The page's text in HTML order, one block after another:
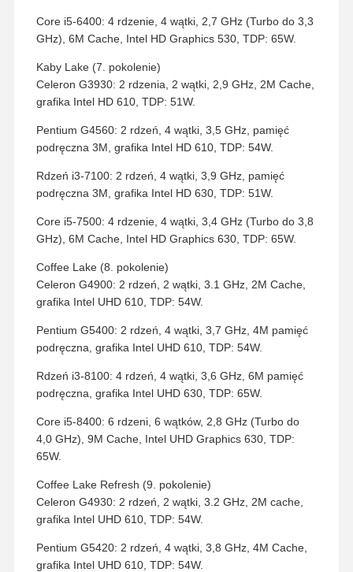
Core i5-6400: 4 rdzenie, 4 wątki, 2,7 GHz (Turbo do 3,3
GHz), 6M Cache, Intel HD Graphics 530, TDP: 65W.
Kaby Lake (7. pokolenie)
Celeron G3930: 2 rdzenia, 2 wątki, 2,9 GHz, 2M Cache,
grafika Intel HD 610, TDP: 51W.
Pentium G4560: 2 rdzeń, 4 wątki, 3,5 GHz, pamięć
podręczna 3M, grafika Intel HD 610, TDP: 54W.
Rdzeń i3-7100: 2 rdzeń, 4 wątki, 3,9 GHz, pamięć
podręczna 3M, grafika Intel HD 630, TDP: 51W.
Core i5-7500: 4 rdzenie, 4 wątki, 3,4 GHz (Turbo do 3,8
GHz), 6M Cache, Intel HD Graphics 630, TDP: 65W.
Coffee Lake (8. pokolenie)
Celeron G4900: 2 rdzeń, 2 wątki, 3.1 GHz, 2M Cache,
grafika Intel UHD 610, TDP: 54W.
Pentium G5400: 2 rdzeń, 4 wątki, 3,7 GHz, 4M pamięć
podręczna, grafika Intel UHD 610, TDP: 54W.
Rdzeń i3-8100: 4 rdzeń, 4 wątki, 3,6 GHz, 6M pamięć
podręczna, grafika Intel UHD 630, TDP: 65W.
Core i5-8400: 6 rdzeni, 6 wątków, 2,8 GHz (Turbo do
4,0 GHz), 9M Cache, Intel UHD Graphics 630, TDP:
65W.
Coffee Lake Refresh (9. pokolenie)
Celeron G4930: 2 rdzeń, 2 wątki, 3.2 GHz, 2M cache,
grafika Intel UHD 610, TDP: 54W.
Pentium G5420: 2 rdzeń, 4 wątki, 3,8 GHz, 4M Cache,
grafika Intel UHD 610, TDP: 54W.